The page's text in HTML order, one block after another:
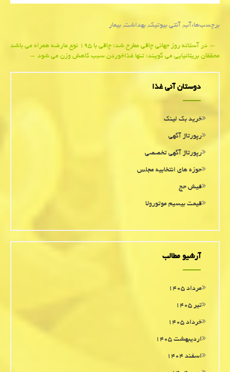
برچسب‌ها:آب,آنتی بیوتیك,بهداشت,بیمار
Post
navigation
←در آستانه روز جهانی چاقی مطرح شد؛ چاقی با ۱۹۵ نوع عارضه همراه می باشد
محققان بریتانیایی می گویند؛ تنها غذاخوردن سبب كاهش وزن می شود→
دوستان آنی غذا
خرید بک لینک
رپورتاژ آگهی
رپورتاژ آگهی تخصصی
حوزه های انتخابیه مجلس
فیش حج
قیمت بیسیم موتورولا
آرشیو مطالب
مرداد ۱۴۰۵
تیر ۱۴۰۵
خرداد ۱۴۰۵
اردیبهشت ۱۴۰۵
اسفند ۱۴۰۴